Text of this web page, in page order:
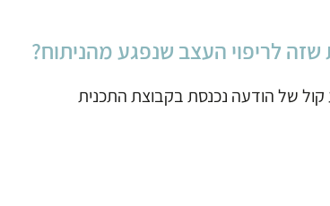
של הודעה נכנסת בקבוצת התכנית